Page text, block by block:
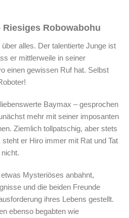
Robowabohu
alles. Der talentierte Junge ist
er mittlerweile in seiner
einen gewissen Ruf hat. Selbst
Baymax – gesprochen
mehr mit seiner imposanten
Ziemlich tollpatschig, aber stets
er Hiro immer mit Rat und Tat
Mysteriöses anbahnt,
und die beiden Freunde
ihres Lebens gestellt.
ebenso begabten wie